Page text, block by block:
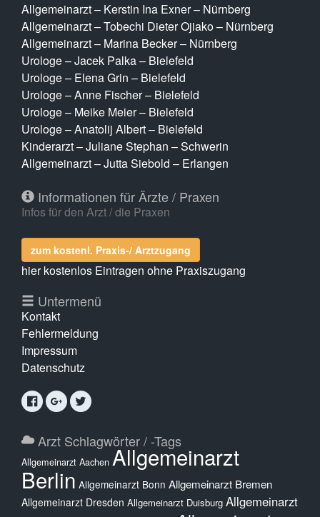
Allgemeinarzt – Kerstin Ina Exner – Nürnberg
Allgemeinarzt – Tobechi Dieter Ojiako – Nürnberg
Allgemeinarzt – Marina Becker – Nürnberg
Urologe – Jacek Palka – Bielefeld
Urologe – Elena Grin – Bielefeld
Urologe – Anne Fischer – Bielefeld
Urologe – Meike Meier – Bielefeld
Urologe – Anatolij Albert – Bielefeld
Kinderarzt – Juliane Stephan – Schwerin
Allgemeinarzt – Jutta Siebold – Erlangen
Informationen für Ärzte / Praxen
Infos für den Arzt / die Praxen
zum kostenl. Praxis-/ Arztzugang
hier kostenlos Eintragen ohne Praxiszugang
Untermenü
Kontakt
Fehlermeldung
Impressum
Datenschutz
Arzt Schlagwörter / -Tags
Allgemeinarzt Aachen Allgemeinarzt
Berlin Allgemeinarzt Bonn Allgemeinarzt Bremen
Allgemeinarzt Dresden Allgemeinarzt Duisburg Allgemeinarzt